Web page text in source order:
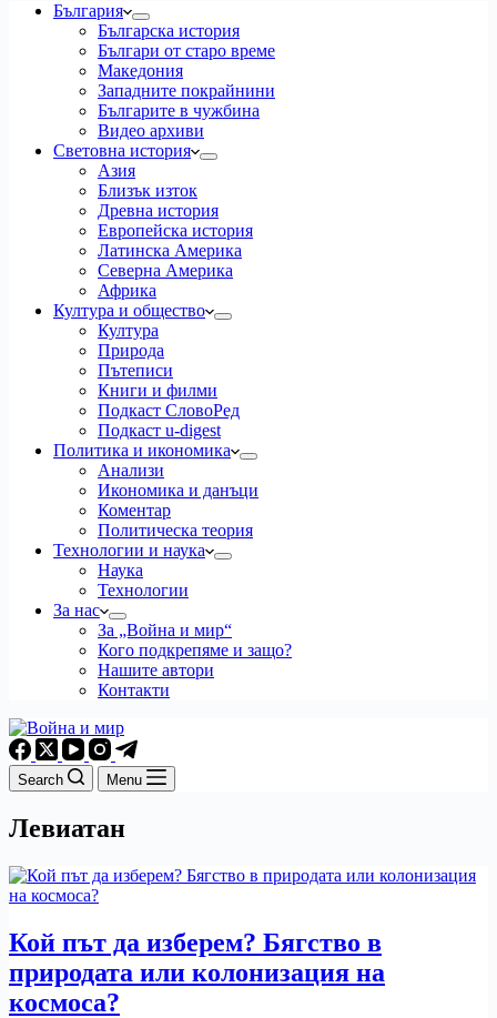
България
Българска история
Българи от старо време
Македония
Западните покрайнини
Българите в чужбина
Видео архиви
Световна история
Азия
Близък изток
Древна история
Европейска история
Латинска Америка
Северна Америка
Африка
Култура и общество
Култура
Природа
Пътеписи
Книги и филми
Подкаст СловоРед
Подкаст u-digest
Политика и икономика
Анализи
Икономика и данъци
Коментар
Политическа теория
Технологии и наука
Наука
Технологии
За нас
За „Война и мир“
Кого подкрепяме и защо?
Нашите автори
Контакти
Search Menu
Левиатан
Кой път да изберем? Бягство в
природата или колонизация на
космоса?